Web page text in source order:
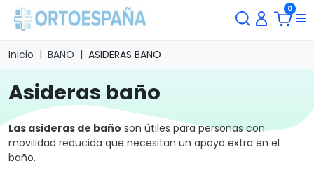
0
Inicio BAÑO ASIDERAS BAÑO
asideras baño
Las asideras de baño son útiles para personas con
movilidad reducida que necesitan un apoyo extra en el
baño.